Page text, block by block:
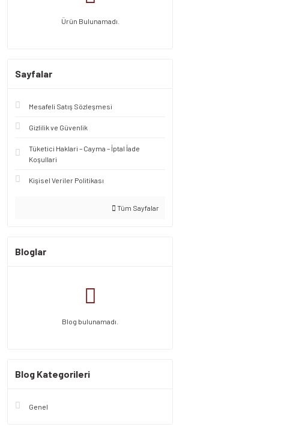
Ürün Bulunamadı.
Sayfalar
Mesafeli Satış Sözleşmesi
Gizlilik ve Güvenlik
Tüketici Haklari – Cayma – İptal İade
Koşullari
Kişisel Veriler Politikası
Tüm Sayfalar
Bloglar
Blog bulunamadı.
Blog Kategorileri
Genel